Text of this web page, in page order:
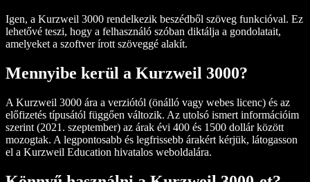
Igen, a Kurzweil 3000 rendelkezik beszédből szöveg funkcióval. Ez
lehetővé teszi, hogy a felhasználó szóban diktálja a gondolatait,
amelyeket a szoftver írott szöveggé alakít.
Mennyibe kerül a Kurzweil 3000?
A Kurzweil 3000 ára a verziótól (önálló vagy webes licenc) és az
előfizetés típusától függően változik. Az utolsó ismert információim
szerint (2021. szeptember) az árak évi 400 és 1500 dollár között
mozogtak. A legpontosabb és legfrissebb árakért kérjük, látogasson
el a Kurzweil Education hivatalos weboldalára.